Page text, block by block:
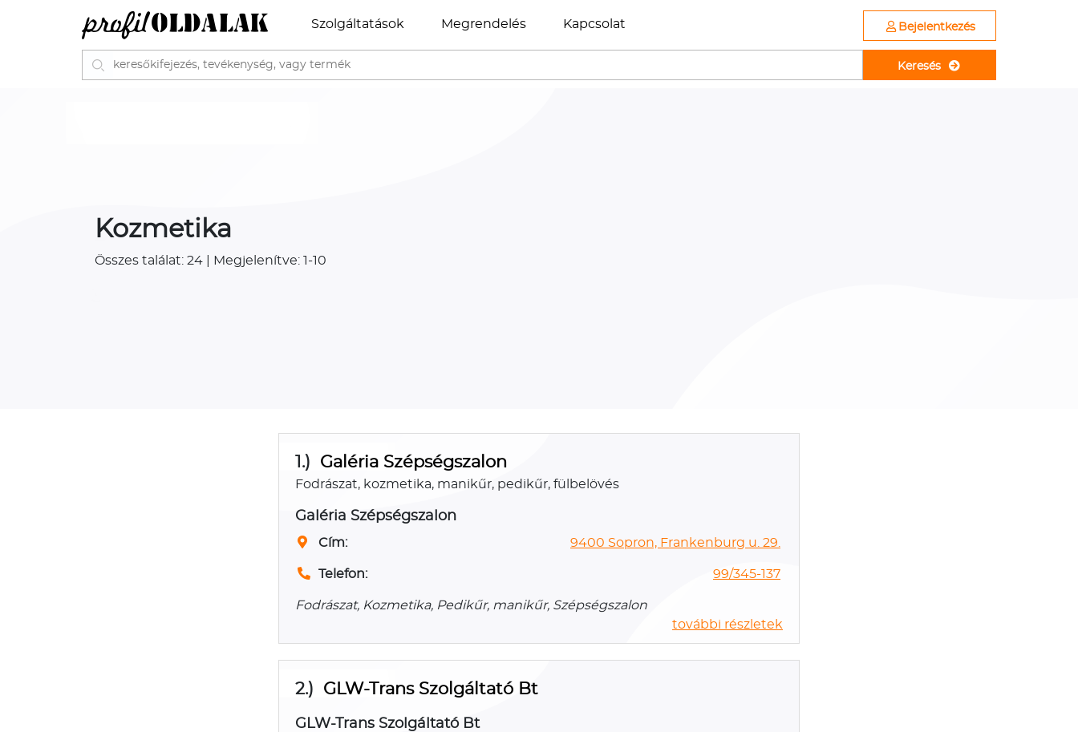
Bejelentkezés
Szolgáltatások Megrendelés Kapcsolat
Keresés
Kozmetika
Összes találat: 24 | Megjelenítve: 1-10
1.) Galéria Szépségszalon
Fodrászat, kozmetika, manikűr, pedikűr, fülbelövés
Galéria Szépségszalon
Cím: 9400 Sopron, Frankenburg u. 29.
Telefon: 99/345-137
Fodrászat, Kozmetika, Pedikűr, manikűr, Szépségszalon
további részletek
2.) GLW-Trans Szolgáltató Bt
GLW-Trans Szolgáltató Bt